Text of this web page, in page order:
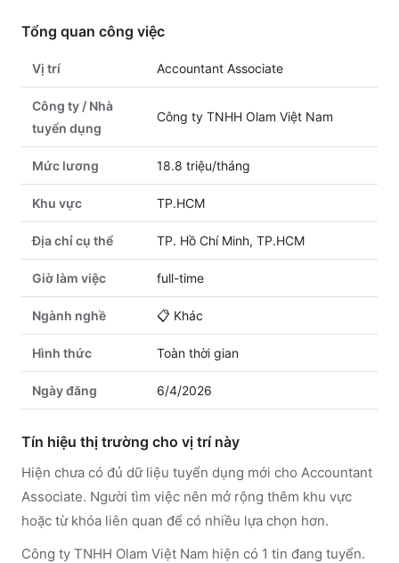
Tổng quan công việc
Vị trí Accountant Associate
Công ty / Nhà
tuyển dụng
Công ty TNHH Olam Việt Nam
Mức lương 18.8 triệu/tháng
Khu vực TP.HCM
Địa chỉ cụ thể TP. Hồ Chí Minh, TP.HCM
Giờ làm việc full-time
Ngành nghề 📋 Khác
Hình thức Toàn thời gian
Ngày đăng 6/4/2026
Tín hiệu thị trường cho vị trí này
Hiện chưa có đủ dữ liệu tuyển dụng mới cho Accountant
Associate. Người tìm việc nên mở rộng thêm khu vực
hoặc từ khóa liên quan để có nhiều lựa chọn hơn.
Công ty TNHH Olam Việt Nam hiện có 1 tin đang tuyển.